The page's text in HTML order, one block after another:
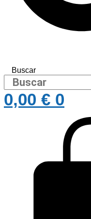
Buscar
0,00 € 0